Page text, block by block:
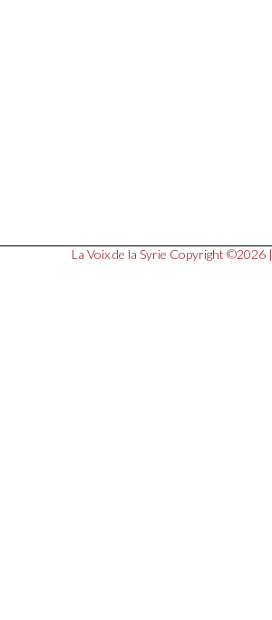
La Voix de la Syrie Copyright ©2026 |